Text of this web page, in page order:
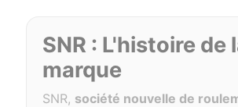
SNR : L'histoire de
marque
SNR, société nouvelle de